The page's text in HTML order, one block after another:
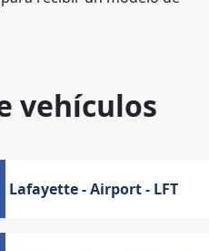
vehículos
Lafayette - Airport - LFT